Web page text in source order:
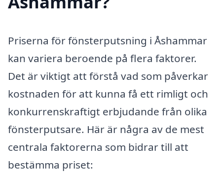
Priserna för fönsterputsning i Åshammar
kan variera beroende på flera faktorer.
Det är viktigt att förstå vad som påverkar
kostnaden för att kunna få ett rimligt och
konkurrenskraftigt erbjudande från olika
fönsterputsare. Här är några av de mest
centrala faktorerna som bidrar till att
bestämma priset: